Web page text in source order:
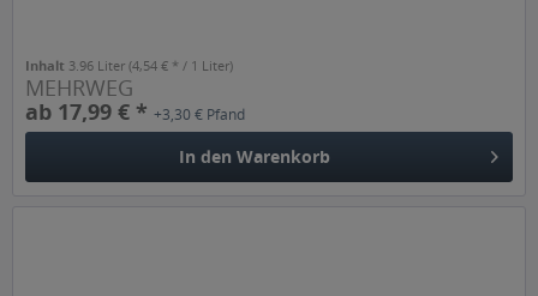
Inhalt 3.96 Liter(4,54 € * / 1 Liter)
MEHRWEG
ab 17,99 € *+3,30 € Pfand
In den Warenkorb